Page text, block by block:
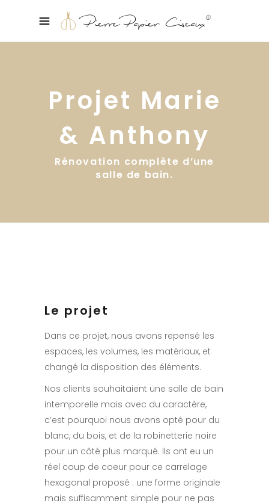
Projet Marie
& Anthony
Rénovation complète d’une
salle de bain.
Le projet
Dans ce projet, nous avons repensé les
espaces, les volumes, les matériaux, et
changé la disposition des éléments.
Nos clients souhaitaient une salle de bain
intemporelle mais avec du caractère,
c’est pourquoi nous avons opté pour du
blanc, du bois, et de la robinetterie noire
pour un côté plus marqué. Ils ont eu un
réel coup de coeur pour ce carrelage
hexagonal proposé : une forme originale
mais suffisamment simple pour ne pas